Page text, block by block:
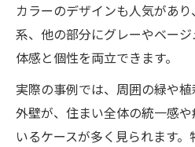
カラーのデザインも人気があ
系、他の部分にグレーやベー
体感と個性を両立できます。
実際の事例では、周囲の緑や
外壁が、住まい全体の統一感
いるケースが多く見られます